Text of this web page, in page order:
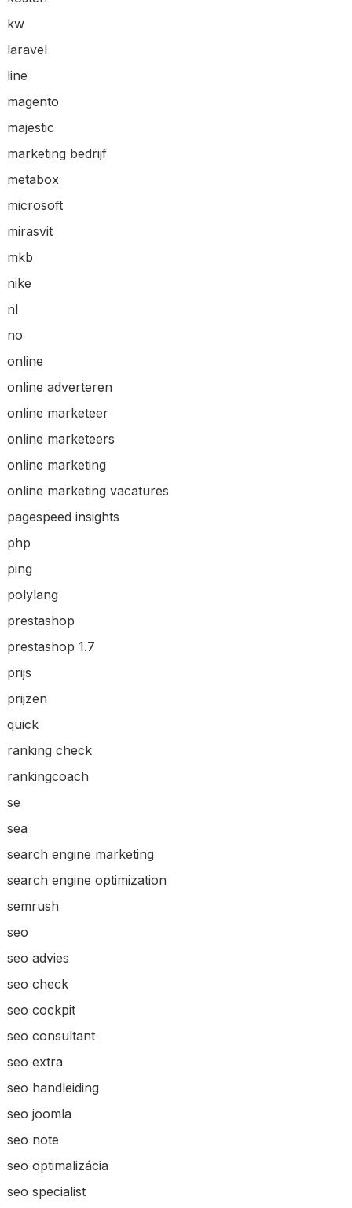
kw
laravel
line
magento
majestic
marketing bedrijf
metabox
microsoft
mirasvit
mkb
nike
nl
no
online
online adverteren
online marketeer
online marketeers
online marketing
online marketing vacatures
pagespeed insights
php
ping
polylang
prestashop
prestashop 1.7
prijs
prijzen
quick
ranking check
rankingcoach
se
sea
search engine marketing
search engine optimization
semrush
seo
seo advies
seo check
seo cockpit
seo consultant
seo extra
seo handleiding
seo joomla
seo note
seo optimalizácia
seo specialist